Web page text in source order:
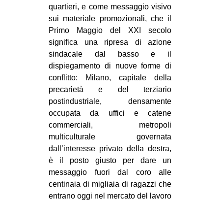
quartieri, e come messaggio visivo
sui materiale promozionali, che il
Primo Maggio del XXI secolo
significa una ripresa di azione
sindacale dal basso e il
dispiegamento di nuove forme di
conflitto: Milano, capitale della
precarietà e del terziario
postindustriale, densamente
occupata da uffici e catene
commerciali, metropoli
multiculturale governata
dall’interesse privato della destra,
è il posto giusto per dare un
messaggio fuori dal coro alle
centinaia di migliaia di ragazzi che
entrano oggi nel mercato del lavoro